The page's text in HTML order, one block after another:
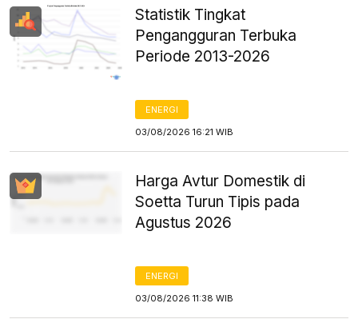
Statistik Tingkat
Pengangguran Terbuka
Periode 2013-2026
ENERGI
03/08/2026 16:21 WIB
Harga Avtur Domestik di
Soetta Turun Tipis pada
Agustus 2026
ENERGI
03/08/2026 11:38 WIB